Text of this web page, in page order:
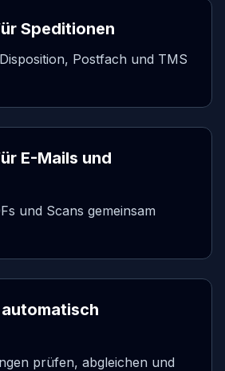
Speditionen
Postfach und TMS
E-Mails und
und Scans gemeinsam
prüfen, abgleichen und